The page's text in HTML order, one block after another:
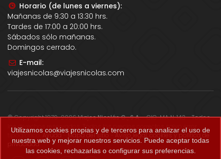
Horario (de lunes a viernes):
Mañanas de 9:30 a 13:30 hrs.
Tardes de 17:00 a 20:00 hrs.
Sábados sólo mañanas.
Domingos cerrado.
E-mail:
viajesnicolas@viajesnicolas.com
© Copyright 1979-2026Viajes Nicolás G., S.A.- CIC-MA N. 143 - Todos
los derechos reservados. Todos los precios correctos salvo error
tipográfico. Ayuda-Mapa del sitio -Aviso legal, cookies y política de
privacidad.
Utilizamos cookies propias y de terceros para analizar el uso de
nuestra web y mejorar nuestros servicios. Puede aceptar todas
las cookies, rechazarlas o configurar sus preferencias.